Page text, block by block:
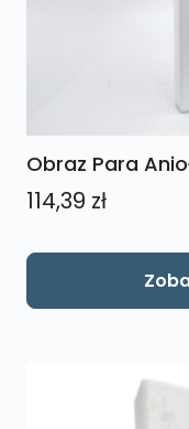
Obraz Para
114,39 zł